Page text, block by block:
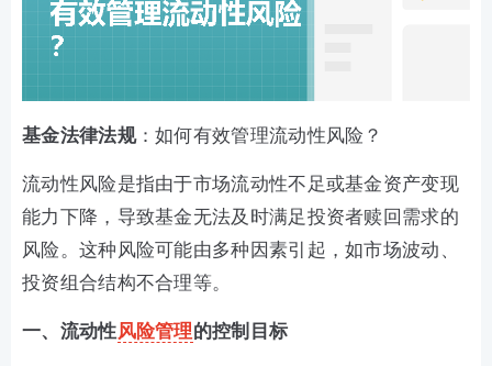
基金法律法规：如何有效管理流动性风险？
流动性风险是指由于市场流动性不足或基金资产变现
能力下降，导致基金无法及时满足投资者赎回需求的
风险。这种风险可能由多种因素引起，如市场波动、
投资组合结构不合理等。
一、流动性风险管理的控制目标